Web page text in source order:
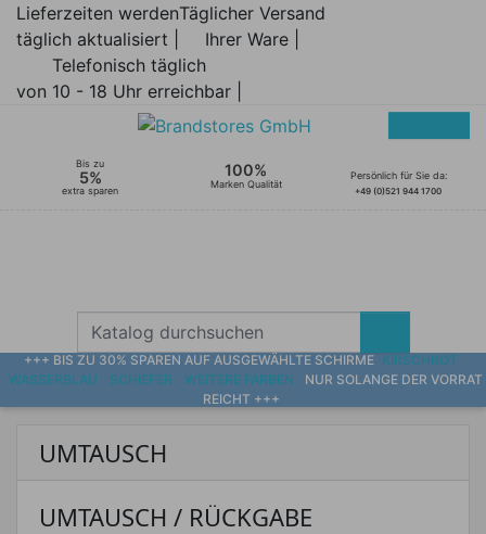
Lieferzeiten werden
täglich aktualisiert |
Täglicher Versand
Ihrer Ware |
Telefonisch täglich
von 10 - 18 Uhr erreichbar |
Bis zu
5%
extra sparen
100%
Marken Qualität
Persönlich für Sie da:
+49 (0)521 944 1700
+++ BIS ZU 30% SPAREN AUF AUSGEWÄHLTE SCHIRME KIRSCHROT
WASSERBLAU
SCHIEFER WEITERE FARBEN
NUR SOLANGE DER VORRAT
REICHT +++
UMTAUSCH
UMTAUSCH / RÜCKGABE